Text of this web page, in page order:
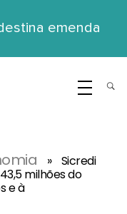
emenda
» Sicredi
milhões do
e à